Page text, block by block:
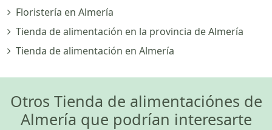
Floristería en Almería
Tienda de alimentación en la provincia de Almería
Tienda de alimentación en Almería
Otros Tienda de alimentaciónes de
Almería que podrían interesarte